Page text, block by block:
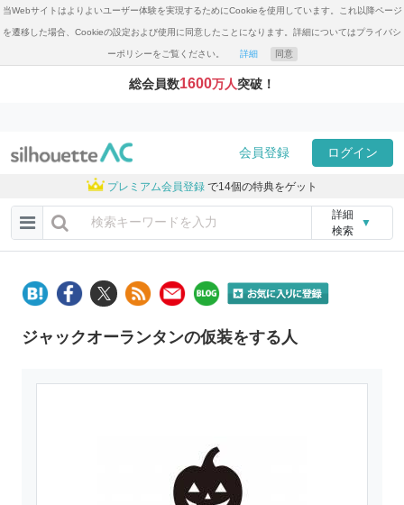
当Webサイトはよりよいユーザー体験を実現するためにCookieを使用しています。これ以降ページ
を遷移した場合、Cookieの設定および使用に同意したことになります。詳細についてはプライバシ
ーポリシーをご覧ください。 詳細 同意
総会員数1600万人突破！
会員登録 ログイン
プレミアム会員登録 で14個の特典をゲット
詳細
検索
▼
ジャックオーランタンの仮装をする人